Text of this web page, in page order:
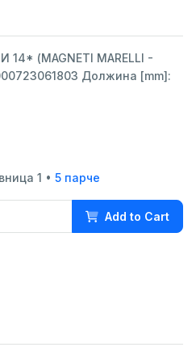
14* (MAGNETI MARELLI -
Должина [mm]:
1 • 5 парче
Add to Cart